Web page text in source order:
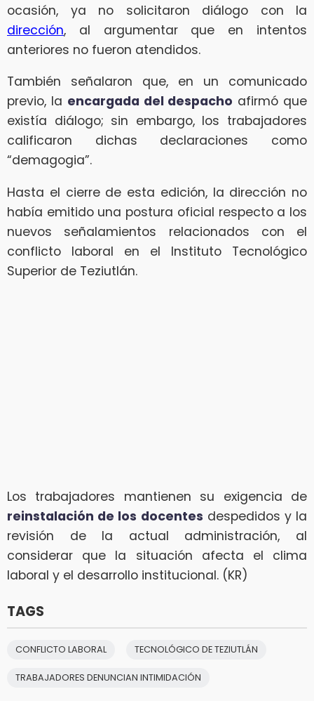
ocasión, ya no solicitaron diálogo con la
dirección, al argumentar que en intentos
anteriores no fueron atendidos.
También señalaron que, en un comunicado
previo, la encargada del despacho afirmó que
existía diálogo; sin embargo, los trabajadores
calificaron dichas declaraciones como
“demagogia”.
Hasta el cierre de esta edición, la dirección no
había emitido una postura oficial respecto a los
nuevos señalamientos relacionados con el
conflicto laboral en el Instituto Tecnológico
Superior de Teziutlán.
Los trabajadores mantienen su exigencia de
reinstalación de los docentes despedidos y la
revisión de la actual administración, al
considerar que la situación afecta el clima
laboral y el desarrollo institucional. (KR)
TAGS
CONFLICTO LABORAL TECNOLÓGICO DE TEZIUTLÁN
TRABAJADORES DENUNCIAN INTIMIDACIÓN